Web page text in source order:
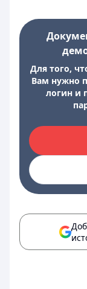
Для того,
Вам нужно
логин и